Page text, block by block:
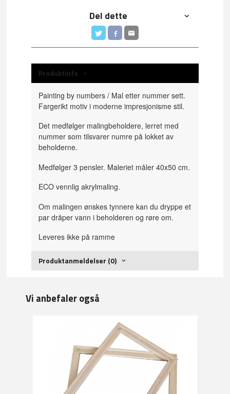
Del dette
Produktinfo
Painting by numbers / Mal etter nummer sett.
Fargerikt motiv i moderne impresjonisme stil.
Det medfølger malingbeholdere, lerret med
nummer som tilsvarer numre på lokket av
beholderne.
Medfølger 3 pensler. Maleriet måler 40x50 cm.
ECO vennlig akrylmaling.
Om malingen ønskes tynnere kan du dryppe et
par dråper vann i beholderen og røre om.
Leveres ikke på ramme
Produktanmeldelser (0)
Vi anbefaler også